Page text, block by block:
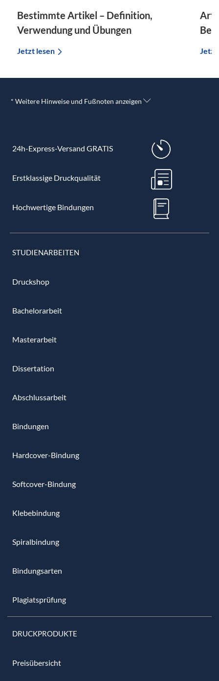
Bestimmte Artikel – Definition,
Verwendung und Übungen
Jetzt lesen Jetzt
* Weitere Hinweise und Fußnoten anzeigen
24h-Express-Versand GRATIS
Erstklassige Druckqualität
Hochwertige Bindungen
STUDIENARBEITEN
Druckshop
Bachelorarbeit
Masterarbeit
Dissertation
Abschlussarbeit
Bindungen
Hardcover-Bindung
Softcover-Bindung
Klebebindung
Spiralbindung
Bindungsarten
Plagiatsprüfung
DRUCKPRODUKTE
Preisübersicht